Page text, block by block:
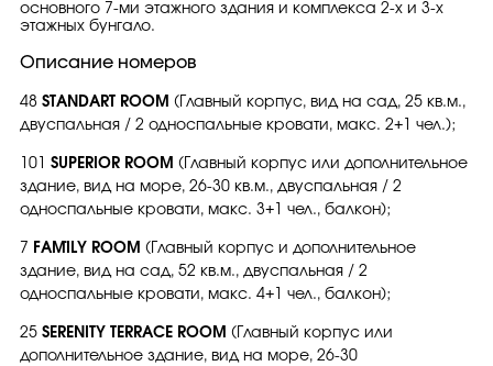
основного 7-ми этажного здания и комплекса 2-х и 3-х
этажных бунгало.
Описание номеров
48 STANDART ROOM (Главный корпус, вид на сад, 25 кв.м.,
двуспальная / 2 односпальные кровати, макс. 2+1 чел.);
101 SUPERIOR ROOM (Главный корпус или дополнительное
здание, вид на море, 26-30 кв.м., двуспальная / 2
односпальные кровати, макс. 3+1 чел., балкон);
7 FAMİLY ROOM (Главный корпус и дополнительное
здание, вид на сад, 52 кв.м., двуспальная / 2
односпальные кровати, макс. 4+1 чел., балкон);
25 SERENITY TERRACE ROOM (Главный корпус или
дополнительное здание, вид на море, 26-30